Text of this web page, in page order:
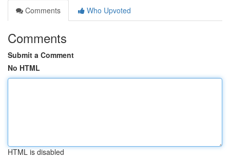
Comments
Who Upvoted
Comments
Submit a Comment
No HTML
HTML is disabled